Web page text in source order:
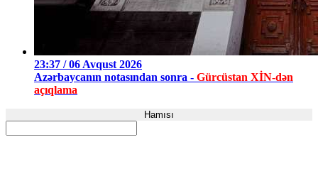
23:37 / 06 Avqust 2026
Azərbaycanın notasından sonra - Gürcüstan XİN-dən
açıqlama
Hamısı